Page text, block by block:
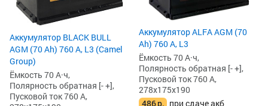
Аккумулятор BLACK BULL
AGM (70 Ah) 760 А, L3 (Camel
Group)
Ёмкость 70 А·ч,
Полярность обратная [- +],
Пусковой ток 760 А,
Аккумулятор ALFA AGM (70
Ah) 760 А, L3
Ёмкость 70 А·ч,
Полярность обратная [- +],
Пусковой ток 760 А,
278x175x190
486р. при сдаче акб